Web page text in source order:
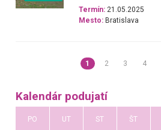
Termín: 21.05.2025
Mesto: Bratislava
1 2 3 4
Kalendár podujatí
PO UT ST ŠT